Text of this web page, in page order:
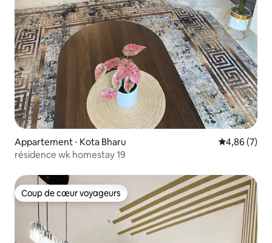
Appartement ⋅ Kota Bharu Évaluation
4,86 (7)
résidence wk homestay 19
Coup de cœur voyageurs
Coup de cœur voyageurs